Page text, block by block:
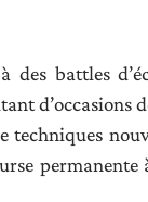
des battles
d’occasions
techniques